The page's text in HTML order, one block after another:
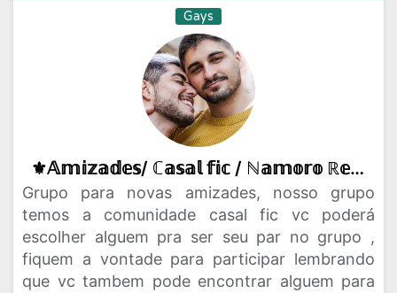
Gays
⚜️𝔸𝕞𝕚𝕫𝕒𝕕𝕖𝕤/ ℂ𝕒𝕤𝕒𝕝 𝕗𝕚𝕔 / ℕ𝕒𝕞𝕠𝕣𝕠 ℝ𝕖𝕒𝕝🌈💘
Grupo para novas amizades, nosso grupo
temos a comunidade casal fic vc poderá
escolher alguem pra ser seu par no grupo ,
fiquem a vontade para participar lembrando
que vc tambem pode encontrar alguem para